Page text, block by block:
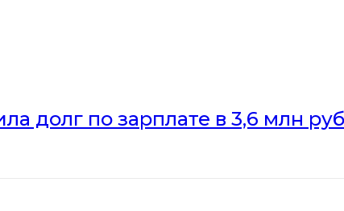
долг по зарплате в 3,6 млн